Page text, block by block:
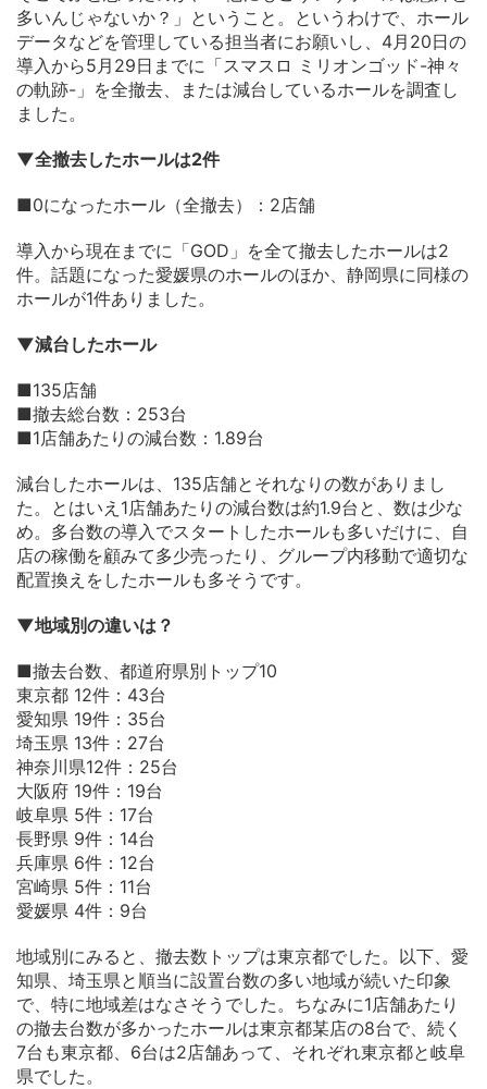
多いんじゃないか？」ということ。というわけで、ホール
データなどを管理している担当者にお願いし、4月20日の
導入から5月29日までに「スマスロ ミリオンゴッド-神々
の軌跡-」を全撤去、または減台しているホールを調査し
ました。
▼全撤去したホールは2件
■0になったホール（全撤去）：2店舗
導入から現在までに「GOD」を全て撤去したホールは2
件。話題になった愛媛県のホールのほか、静岡県に同様の
ホールが1件ありました。
▼減台したホール
■135店舗
■撤去総台数：253台
■1店舗あたりの減台数：1.89台
減台したホールは、135店舗とそれなりの数がありまし
た。とはいえ1店舗あたりの減台数は約1.9台と、数は少な
め。多台数の導入でスタートしたホールも多いだけに、自
店の稼働を顧みて多少売ったり、グループ内移動で適切な
配置換えをしたホールも多そうです。
▼地域別の違いは？
■撤去台数、都道府県別トップ10
東京都 12件：43台
愛知県 19件：35台
埼玉県 13件：27台
神奈川県12件：25台
大阪府 19件：19台
岐阜県 5件：17台
長野県 9件：14台
兵庫県 6件：12台
宮崎県 5件：11台
愛媛県 4件：9台
地域別にみると、撤去数トップは東京都でした。以下、愛
知県、埼玉県と順当に設置台数の多い地域が続いた印象
で、特に地域差はなさそうでした。ちなみに1店舗あたり
の撤去台数が多かったホールは東京都某店の8台で、続く
7台も東京都、6台は2店舗あって、それぞれ東京都と岐阜
県でした。